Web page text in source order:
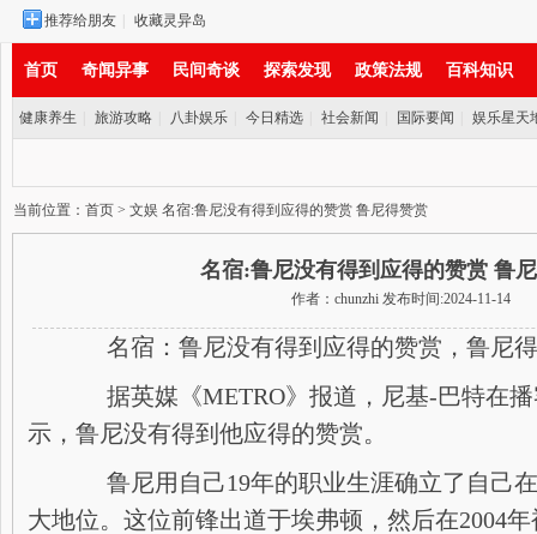
推荐给朋友 收藏灵异岛
首页 奇闻异事 民间奇谈 探索发现 政策法规 百科知识
实时新闻
健康养生 旅游攻略 八卦娱乐 今日精选 社会新闻 国际要闻 娱乐星天
当前位置： 首页 > 文娱 名宿:鲁尼没有得到应得的赞赏 鲁尼得赞赏
名宿:鲁尼没有得到应得的赞赏 鲁
作者：chunzhi 发布时间:2024-11-14
名宿：鲁尼没有得到应得的赞赏，鲁尼
据英媒《METRO》报道，尼基-巴特在播
示，鲁尼没有得到他应得的赞赏。
鲁尼用自己19年的职业生涯确立了自己
大地位。这位前锋出道于埃弗顿，然后在2004